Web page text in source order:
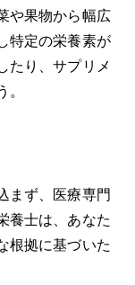
や果物から幅広
特定の栄養素が
たり、サプリメ
。
まず、医療専門
養士は、あなた
根拠に基づいた